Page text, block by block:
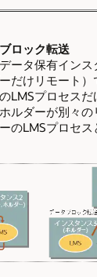
ロック転送
ータ保有インス
だけリモート）
LMSプロセス
ルダーが別々
のLMSプロセ